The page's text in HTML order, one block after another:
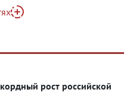
рост российской